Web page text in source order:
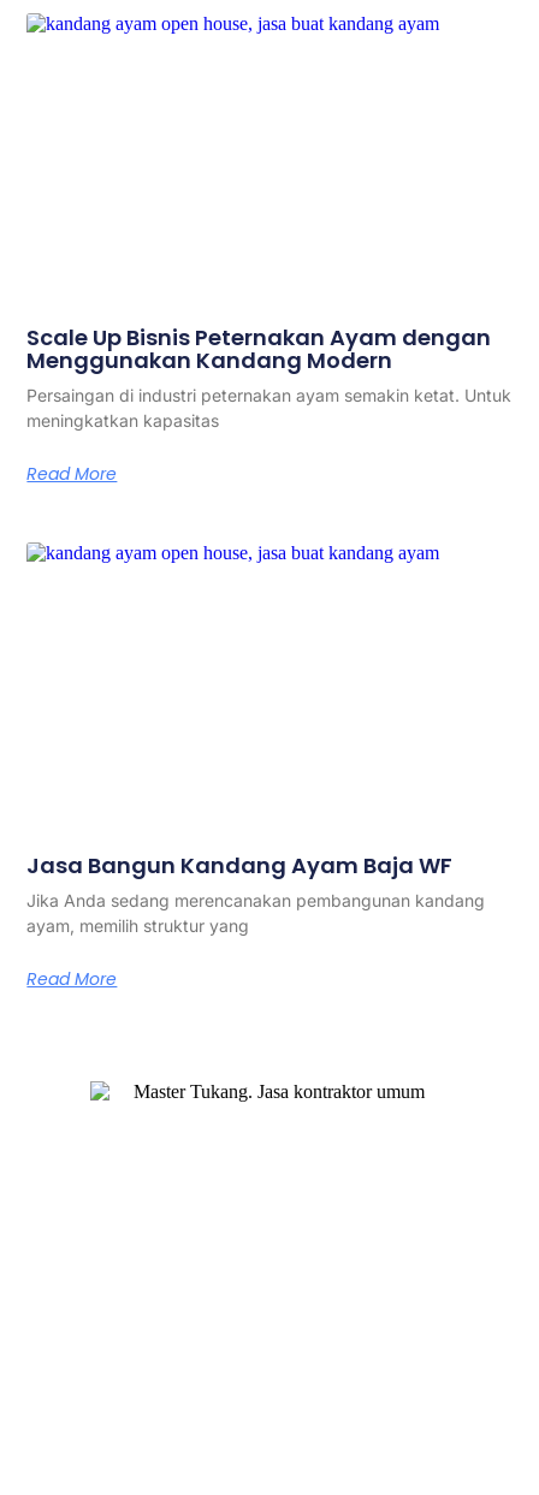
Scale Up Bisnis Peternakan Ayam dengan
Menggunakan Kandang Modern
Persaingan di industri peternakan ayam semakin ketat. Untuk
meningkatkan kapasitas
Read More
Jasa Bangun Kandang Ayam Baja WF
Jika Anda sedang merencanakan pembangunan kandang
ayam, memilih struktur yang
Read More